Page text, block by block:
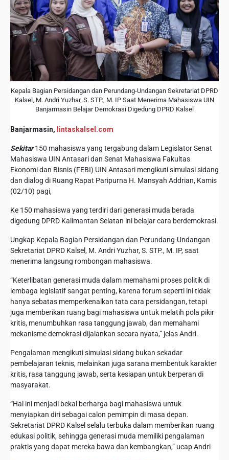
Kepala Bagian Persidangan dan Perundang-Undangan Sekretariat DPRD
Kalsel, M. Andri Yuzhar, S. STP., M. IP Saat Menerima Mahasiswa UIN
Banjarmasin Belajar Demokrasi Digedung DPRD Kalsel
Banjarmasin, lintaskalsel.com
Sekitar150 mahasiswa yang tergabung dalam Legislator Senat
Mahasiswa UIN Antasari dan Senat Mahasiswa Fakultas
Ekonomi dan Bisnis (FEBI) UIN Antasari mengikuti simulasi sidang
dan dialog di Ruang Rapat Paripurna H. Mansyah Addrian, Kamis
(02/10) pagi,
Ke 150 mahasiswa yang terdiri dari generasi muda berada
digedung DPRD Kalimantan Selatan ini belajar cara berdemokrasi.
Ungkap Kepala Bagian Persidangan dan Perundang-Undangan
Sekretariat DPRD Kalsel, M. Andri Yuzhar, S. STP., M. IP, saat
menerima langsung rombongan mahasiswa.
“Keterlibatan generasi muda dalam memahami proses politik di
lembaga legislatif sangat penting, karena forum seperti ini tidak
hanya sebatas memperkenalkan tata cara persidangan, tetapi
juga memberikan ruang bagi mahasiswa untuk melatih pola pikir
kritis, menumbuhkan rasa tanggung jawab, dan memahami
mekanisme demokrasi dijalankan secara nyata,” jelas Andri.
Pengalaman mengikuti simulasi sidang bukan sekadar
pembelajaran teknis, melainkan juga sarana membentuk karakter
kritis, rasa tanggung jawab, serta kesiapan untuk berperan di
masyarakat.
“Hal ini menjadi bekal berharga bagi mahasiswa untuk
menyiapkan diri sebagai calon pemimpin di masa depan.
Sekretariat DPRD Kalsel selalu terbuka dalam memberikan ruang
edukasi politik, sehingga generasi muda memiliki pengalaman
praktis yang dapat mereka bawa dan kembangkan,” ucap Andri